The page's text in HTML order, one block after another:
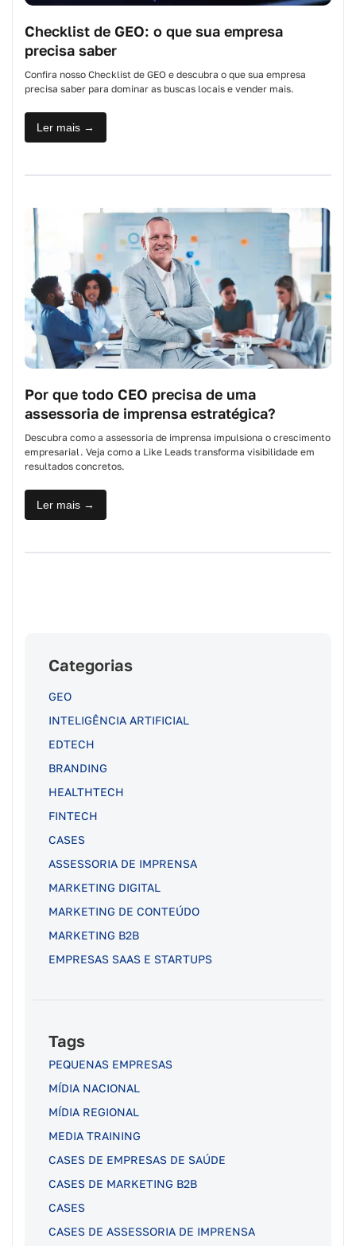
Checklist de GEO: o que sua empresa
precisa saber
Confira nosso Checklist de GEO e descubra o que sua empresa
precisa saber para dominar as buscas locais e vender mais.
Ler mais →
Por que todo CEO precisa de uma
assessoria de imprensa estratégica?
Descubra como a assessoria de imprensa impulsiona o crescimento
empresarial. Veja como a Like Leads transforma visibilidade em
resultados concretos.
Ler mais →
Categorias
GEO
INTELIGÊNCIA ARTIFICIAL
EDTECH
BRANDING
HEALTHTECH
FINTECH
CASES
ASSESSORIA DE IMPRENSA
MARKETING DIGITAL
MARKETING DE CONTEÚDO
MARKETING B2B
EMPRESAS SAAS E STARTUPS
Tags
PEQUENAS EMPRESAS
MÍDIA NACIONAL
MÍDIA REGIONAL
MEDIA TRAINING
CASES DE EMPRESAS DE SAÚDE
CASES DE MARKETING B2B
CASES
CASES DE ASSESSORIA DE IMPRENSA